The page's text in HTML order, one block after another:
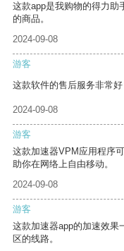
这款app是我购物的得力助
的商品。
2024-09-08
游客
这款软件的售后服务非常
2024-09-08
游客
这款加速器VPM应用程序
助你在网络上自由移动。
2024-09-08
游客
这款加速器app的加速效果
区的线路。